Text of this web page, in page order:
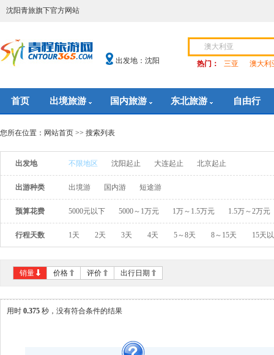
沈阳青旅旗下官方网站
出发地：沈阳 热门： 三亚 澳大利
首页 出境旅游 国内旅游 东北旅游 自由行
您所在位置： 网站首页 >> 搜索列表
出发地 不限地区 沈阳起止 大连起止 北京起止
出游种类 出境游 国内游 短途游
预算花费 5000元以下 5000～1万元 1万～1.5万元 1.5万～2万元
行程天数 1天 2天 3天 4天 5～8天 8～15天 15天
销量 价格 评价 出行日期
用时 0.375 秒，没有符合条件的结果